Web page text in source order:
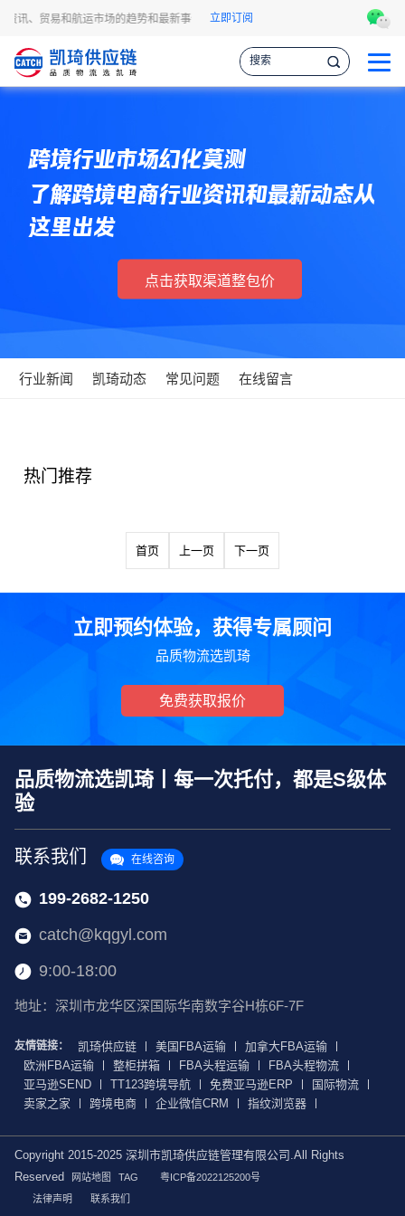
讯、贸易和航运市场的趋势和最新事件，让您掌握各种情报，作出更明智的供应
立即订阅
跨境行业市场幻化莫测
了解跨境电商行业资讯和最新动态从
这里出发
点击获取渠道整包价
行业新闻 凯琦动态 常见问题 在线留言
热门推荐
首页 上一页 下一页
立即预约体验，获得专属顾问
品质物流选凯琦
免费获取报价
品质物流选凯琦丨每一次托付，都是S级体
验
联系我们 在线咨询
199-2682-1250
catch@kqgyl.com
9:00-18:00
地址：深圳市龙华区深国际华南数字谷H栋6F-7F
友情链接： 凯琦供应链 美国FBA运输
加拿大FBA运输
欧洲FBA运输
整柜拼箱 FBA头程运输
FBA头程物流
亚马逊SEND
TT123跨境导航 免费亚马逊ERP
国际物流
卖家之家
跨境电商 企业微信CRM 指纹浏览器
Copyright 2015-2025 深圳市凯琦供应链管理有限公司.All Rights
Reserved
网站地图 TAG
粤ICP备2022125200号
法律声明
联系我们